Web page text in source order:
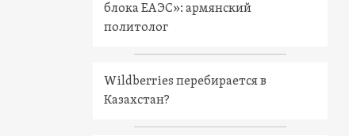
блока ЕАЭС»: армянский
политолог
Wildberries перебирается в
Казахстан?